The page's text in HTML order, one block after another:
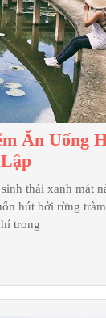
Ăn Uống
Danh
Sách
Điểm
Ăn
Dẫn
Tại
thái xanh mát
hút bởi rừng
trong